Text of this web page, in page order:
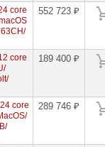
core
552 723 ₽
core
189 400 ₽
core
289 746 ₽